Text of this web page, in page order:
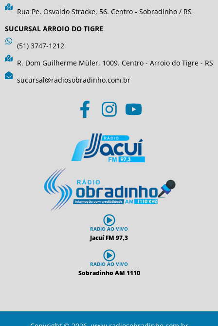
Rua Pe. Osvaldo Stracke, 56. Centro - Sobradinho / RS
SUCURSAL ARROIO DO TIGRE
(51) 3747-1212
R. Dom Guilherme Müler, 1009. Centro - Arroio do Tigre - RS
sucursal@radiosobradinho.com.br
RADIO AO VIVO
Jacuí FM 97,3
RADIO AO VIVO
Sobradinho AM 1110